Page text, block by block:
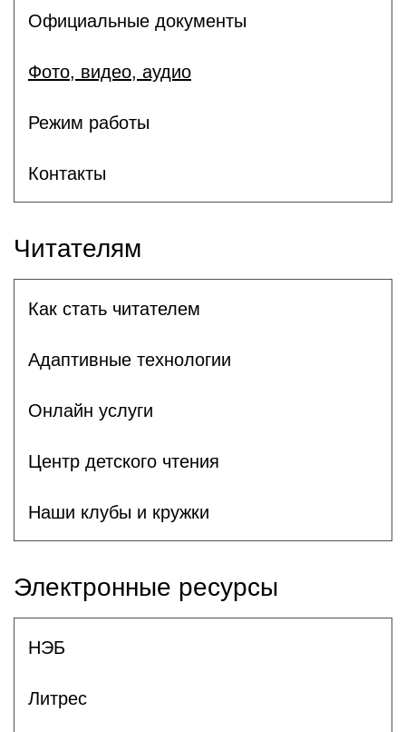
Официальные документы
Фото, видео, аудио
Режим работы
Контакты
Читателям
Как стать читателем
Адаптивные технологии
Онлайн услуги
Центр детского чтения
Наши клубы и кружки
Электронные ресурсы
НЭБ
Литрес